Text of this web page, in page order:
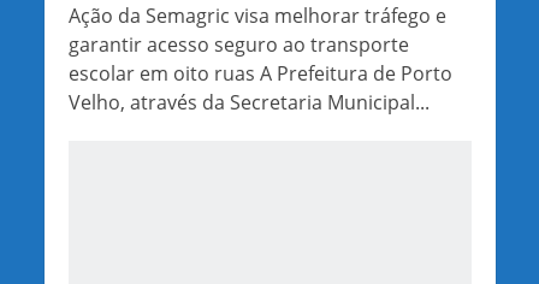
Ação da Semagric visa melhorar tráfego e
garantir acesso seguro ao transporte
escolar em oito ruas A Prefeitura de Porto
Velho, através da Secretaria Municipal...